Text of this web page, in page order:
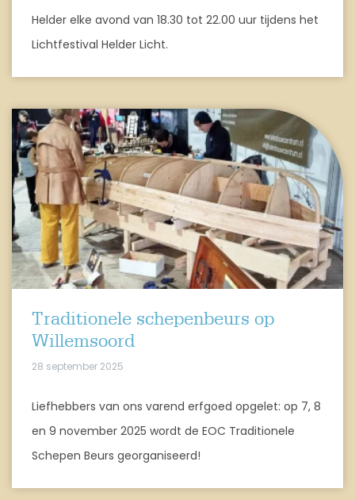
Helder elke avond van 18.30 tot 22.00 uur tijdens het
Lichtfestival Helder Licht.
Traditionele schepenbeurs op
Willemsoord
28 september 2025
Liefhebbers van ons varend erfgoed opgelet: op 7, 8
en 9 november 2025 wordt de EOC Traditionele
Schepen Beurs georganiseerd!